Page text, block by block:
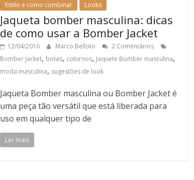
Estilo e como combinar Looks
Jaqueta bomber masculina: dicas
de como usar a Bomber Jacket
12/04/2016 Marco Belloto
2 Comentários
Bomber jacket, botas, coturnos, Jaquete Bomber masculina,
moda masculina, sugestões de look
Jaqueta Bomber masculina ou Bomber Jacket é
uma peça tão versátil que está liberada para
uso em qualquer tipo de
Ler mais